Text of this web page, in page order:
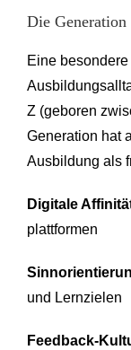
Die
Eine
Z (geboren
Generation hat
Ausbildung als
Digitale
plattformen
und Lernzielen
Feedback-